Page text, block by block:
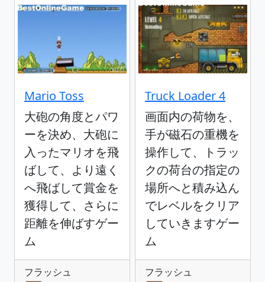
Mario Toss
大砲の角度とパワ
ーを決め、大砲に
入ったマリオを飛
ばして、より遠く
へ飛ばして賞金を
獲得して、さらに
距離を伸ばすゲー
ム
フラッシュ
Truck Loader 4
画面内の荷物を、
手が磁石の重機を
操作して、トラッ
クの荷台の指定の
場所へと積み込ん
でレベルをクリア
していきますゲー
ム
フラッシュ